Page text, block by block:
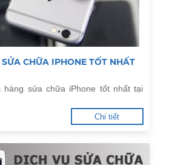
CHỮA IPHONE TỐT NHẤT
hàng sửa chữa iPhone tốt nhất tại
Chi tiết